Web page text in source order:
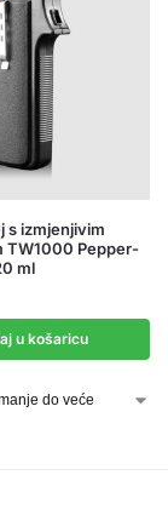
s izmjenjivim
TW1000 Pepper-
ml
u košaricu